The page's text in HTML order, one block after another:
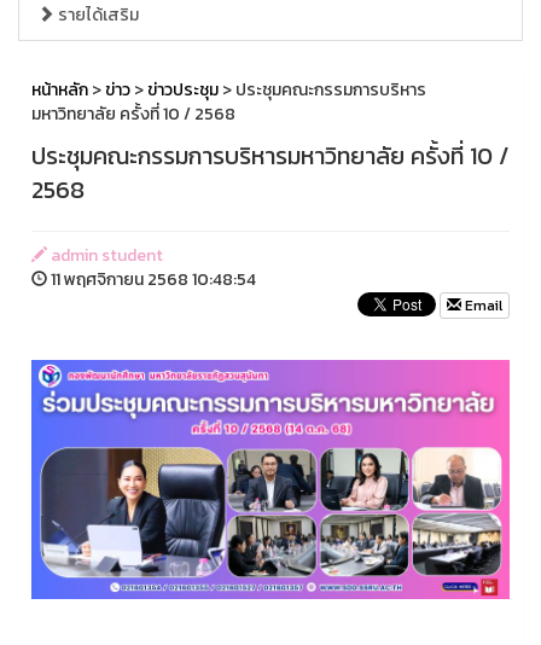
รายได้เสริม
หน้าหลัก>ข่าว>ข่าวประชุม> ประชุมคณะกรรมการบริหาร
มหาวิทยาลัย ครั้งที่ 10 / 2568
ประชุมคณะกรรมการบริหารมหาวิทยาลัย ครั้งที่ 10 /
2568
admin student
11 พฤศจิกายน 2568 10:48:54
Email